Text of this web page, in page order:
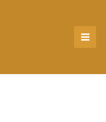
Main